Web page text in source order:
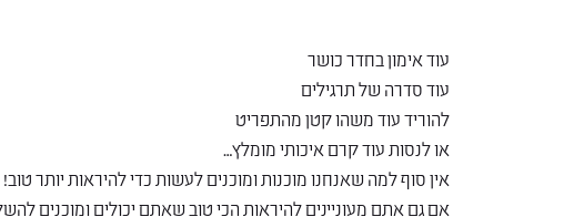
עוד אימון בחדר כושר
עוד סדרה של תרגילים
להוריד עוד משהו קטן מהתפריט
או לנסות עוד קרם איכותי מומלץ…
אין סוף למה שאנחנו מוכנות ומוכנים לעשות כדי להיראות יותר טוב!
אם גם אתם מעוניינים להיראות הכי טוב שאתם יכולים ומוכנים